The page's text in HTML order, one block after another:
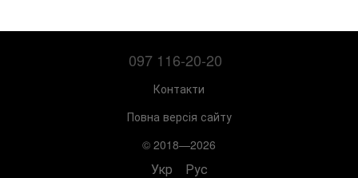
097 116-20-20
Контакти
Повна версія сайту
© 2018—2026
Укр Рус